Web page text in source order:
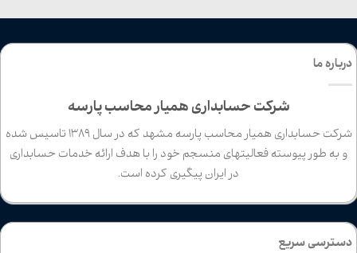
درباره ما
شرکت حسابداری همیار محاسب پارسه
شرکت حسابداری همیار محاسب پارسه مشهد که در سال 1389 تاسیس شده
و به طور پیوسته فعالیتهای منسجم خود را با هدف ارائه خدمات حسابداری
در ایران پیگیری کرده است.
دسترسی سریع